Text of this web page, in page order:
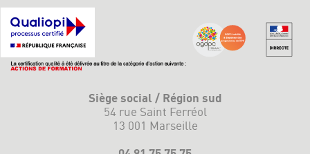
Siège social / Région sud
54 rue Saint Ferréol
13 001 Marseille